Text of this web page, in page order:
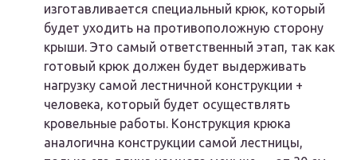
изготавливается специальный крюк, который
будет уходить на противоположную сторону
крыши. Это самый ответственный этап, так как
готовый крюк должен будет выдерживать
нагрузку самой лестничной конструкции +
человека, который будет осуществлять
кровельные работы. Конструкция крюка
аналогична конструкции самой лестницы,